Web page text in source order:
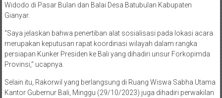
Widodo di Pasar Bulan dan Balai Desa Batubulan Kabupaten
Gianyar.
“Saya jelaskan bahwa penertiban alat sosialisasi pada lokasi acara
merupakan keputusan rapat koordinasi wilayah dalam rangka
persiapan Kunker Presiden ke Bali yang dihadiri unsur Forkopimda
Provinsi,” ucapnya.
Selain itu, Rakorwil yang berlangsung di Ruang Wiswa Sabha Utama
Kantor Gubernur Bali, Minggu (29/10/2023) juga dihadiri perwakilan